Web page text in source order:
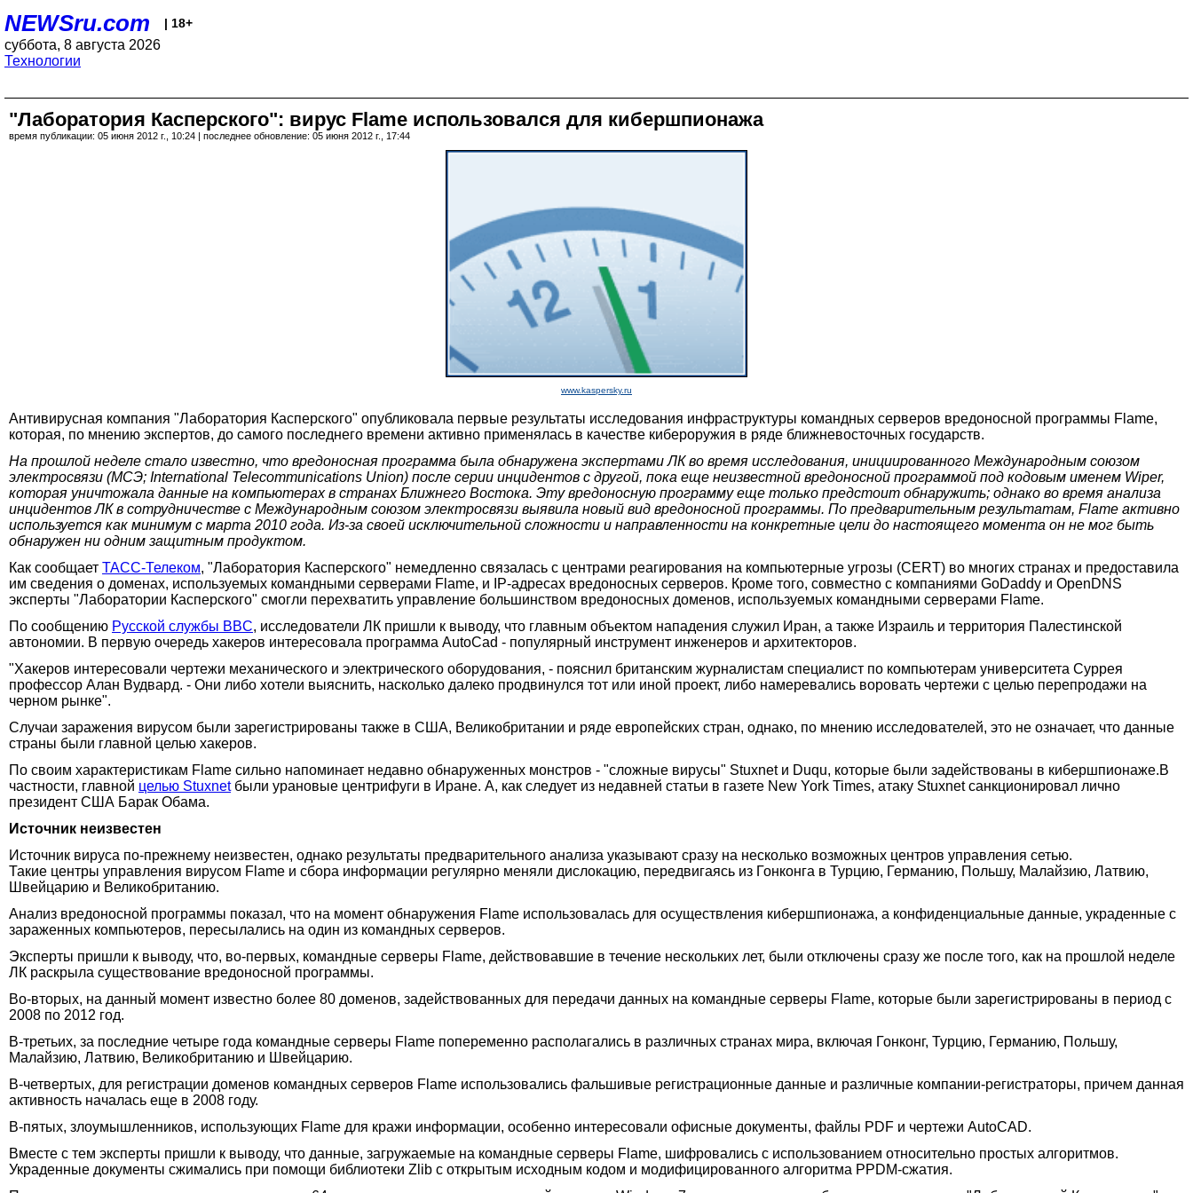
NEWSru.com | 18+
суббота, 8 августа 2026
Технологии
"Лаборатория Касперского": вирус Flame использовался для кибершпионажа
время публикации: 05 июня 2012 г., 10:24 | последнее обновление: 05 июня 2012 г., 17:44
www.kaspersky.ru
Антивирусная компания "Лаборатория Касперского" опубликовала первые результаты исследования инфраструктуры командных серверов вредоносной программы Flame,
которая, по мнению экспертов, до самого последнего времени активно применялась в качестве кибероружия в ряде ближневосточных государств.
На прошлой неделе стало известно, что вредоносная программа была обнаружена экспертами ЛК во время исследования, инициированного Международным союзом
электросвязи (МСЭ; International Telecommunications Union) после серии инцидентов с другой, пока еще неизвестной вредоносной программой под кодовым именем Wiper,
которая уничтожала данные на компьютерах в странах Ближнего Востока. Эту вредоносную программу еще только предстоит обнаружить; однако во время анализа
инцидентов ЛК в сотрудничестве с Международным союзом электросвязи выявила новый вид вредоносной программы. По предварительным результатам, Flame активно
используется как минимум с марта 2010 года. Из-за своей исключительной сложности и направленности на конкретные цели до настоящего момента он не мог быть
обнаружен ни одним защитным продуктом.
Как сообщает ТАСС-Телеком, "Лаборатория Касперского" немедленно связалась с центрами реагирования на компьютерные угрозы (CERT) во многих странах и предоставила
им сведения о доменах, используемых командными серверами Flame, и IP-адресах вредоносных серверов. Кроме того, совместно с компаниями GoDaddy и OpenDNS
эксперты "Лаборатории Касперского" смогли перехватить управление большинством вредоносных доменов, используемых командными серверами Flame.
По сообщению Русской службы BBC, исследователи ЛК пришли к выводу, что главным объектом нападения служил Иран, а также Израиль и территория Палестинской
автономии. В первую очередь хакеров интересовала программа AutoCad - популярный инструмент инженеров и архитекторов.
"Хакеров интересовали чертежи механического и электрического оборудования, - пояснил британским журналистам специалист по компьютерам университета Суррея
профессор Алан Вудвард. - Они либо хотели выяснить, насколько далеко продвинулся тот или иной проект, либо намеревались воровать чертежи с целью перепродажи на
черном рынке".
Случаи заражения вирусом были зарегистрированы также в США, Великобритании и ряде европейских стран, однако, по мнению исследователей, это не означает, что данные
страны были главной целью хакеров.
По своим характеристикам Flame сильно напоминает недавно обнаруженных монстров - "сложные вирусы" Stuxnet и Duqu, которые были задействованы в кибершпионаже.В
частности, главной целью Stuxnetбыли урановые центрифуги в Иране. А, как следует из недавней статьи в газете New York Times, атаку Stuxnet санкционировал лично
президент США Барак Обама.
Источник неизвестен
Источник вируса по-прежнему неизвестен, однако результаты предварительного анализа указывают сразу на несколько возможных центров управления сетью.
Такие центры управления вирусом Flame и сбора информации регулярно меняли дислокацию, передвигаясь из Гонконга в Турцию, Германию, Польшу, Малайзию, Латвию,
Швейцарию и Великобританию.
Анализ вредоносной программы показал, что на момент обнаружения Flame использовалась для осуществления кибершпионажа, а конфиденциальные данные, украденные с
зараженных компьютеров, пересылались на один из командных серверов.
Эксперты пришли к выводу, что, во-первых, командные серверы Flame, действовавшие в течение нескольких лет, были отключены сразу же после того, как на прошлой неделе
ЛК раскрыла существование вредоносной программы.
Во-вторых, на данный момент известно более 80 доменов, задействованных для передачи данных на командные серверы Flame, которые были зарегистрированы в период с
2008 по 2012 год.
В-третьих, за последние четыре года командные серверы Flame попеременно располагались в различных странах мира, включая Гонконг, Турцию, Германию, Польшу,
Малайзию, Латвию, Великобританию и Швейцарию.
В-четвертых, для регистрации доменов командных серверов Flame использовались фальшивые регистрационные данные и различные компании-регистраторы, причем данная
активность началась еще в 2008 году.
В-пятых, злоумышленников, использующих Flame для кражи информации, особенно интересовали офисные документы, файлы PDF и чертежи AutoCAD.
Вместе с тем эксперты пришли к выводу, что данные, загружаемые на командные серверы Flame, шифровались с использованием относительно простых алгоритмов.
Украденные документы сжимались при помощи библиотеки Zlib с открытым исходным кодом и модифицированного алгоритма PPDM-сжатия.